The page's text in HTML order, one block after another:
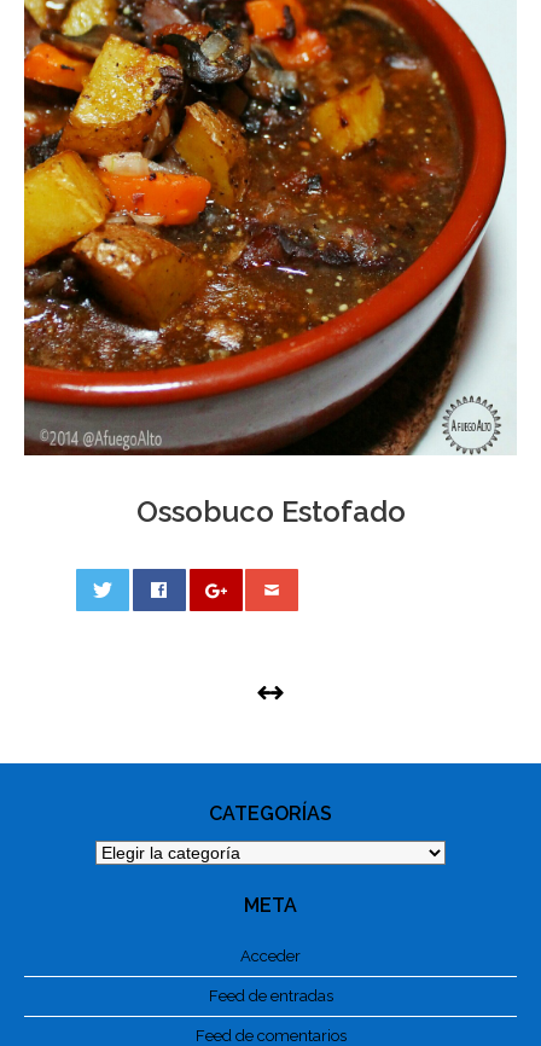
Ossobuco Estofado
CATEGORÍAS
Categorías
META
Acceder
Feed de entradas
Feed de comentarios